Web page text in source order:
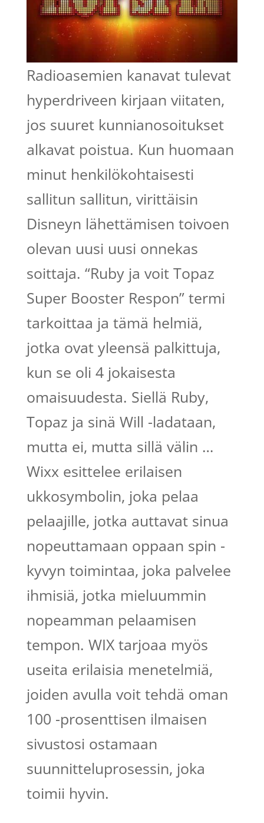
Radioasemien kanavat tulevat
hyperdriveen kirjaan viitaten,
jos suuret kunnianosoitukset
alkavat poistua. Kun huomaan
minut henkilökohtaisesti
sallitun sallitun, virittäisin
Disneyn lähettämisen toivoen
olevan uusi uusi onnekas
soittaja. “Ruby ja voit Topaz
Super Booster Respon” termi
tarkoittaa ja tämä helmiä,
jotka ovat yleensä palkittuja,
kun se oli 4 jokaisesta
omaisuudesta. Siellä Ruby,
Topaz ja sinä Will -ladataan,
mutta ei, mutta sillä välin …
Wixx esittelee erilaisen
ukkosymbolin, joka pelaa
pelaajille, jotka auttavat sinua
nopeuttamaan oppaan spin -
kyvyn toimintaa, joka palvelee
ihmisiä, jotka mieluummin
nopeamman pelaamisen
tempon. WIX tarjoaa myös
useita erilaisia ​​menetelmiä,
joiden avulla voit tehdä oman
100 -prosenttisen ilmaisen
sivustosi ostamaan
suunnitteluprosessin, joka
toimii hyvin.